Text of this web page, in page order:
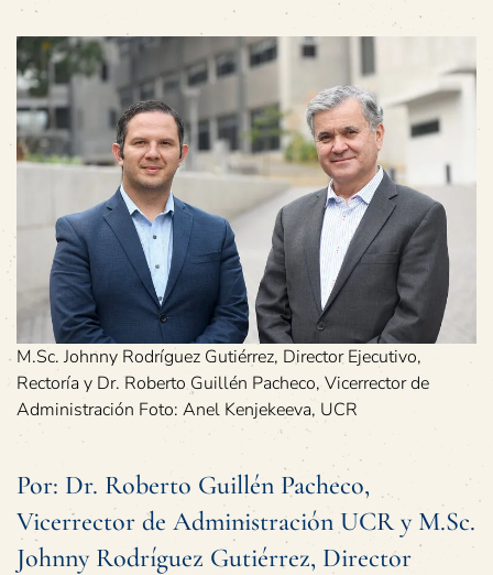
M.Sc. Johnny Rodríguez Gutiérrez, Director Ejecutivo,
Rectoría y Dr. Roberto Guillén Pacheco, Vicerrector de
Administración Foto: Anel Kenjekeeva, UCR
Por: Dr. Roberto Guillén Pacheco,
Vicerrector de Administración UCR y M.Sc.
Johnny Rodríguez Gutiérrez, Director